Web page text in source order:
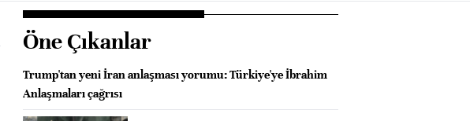
Öne Çıkanlar
Trump'tan yeni İran anlaşması yorumu: Türkiye'ye İbrahim
Anlaşmaları çağrısı